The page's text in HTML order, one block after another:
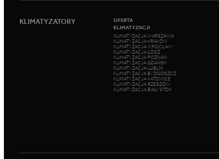
KLIMATYZATORY
OFERTA
KLIMATYZACJI
KLIMATYZACJA WARSZAWA
KLIMATYZACJA KRAKÓW
KLIMATYZACJA WROCŁAW
KLIMATYZACJA ŁÓDŹ
KLIMATYZACJA POZNAŃ
KLIMATYZACJA GDAŃSK
KLIMATYZACJA LUBLIN
KLIMATYZACJA BYDGOSZCZ
KLIMATYZACJA KATOWICE
KLIMATYZACJA RZESZÓW
KLIMATYZACJA BIAŁYSTOK